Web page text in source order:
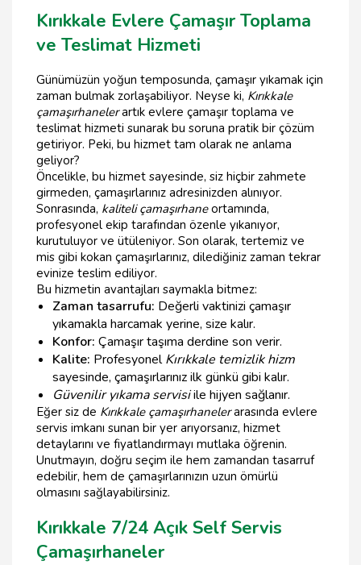
Kırıkkale Evlere Çamaşır Toplama
ve Teslimat Hizmeti
Günümüzün yoğun temposunda, çamaşır yıkamak için
zaman bulmak zorlaşabiliyor. Neyse ki, Kırıkkale
çamaşırhanelerartık evlere çamaşır toplama ve
teslimat hizmeti sunarak bu soruna pratik bir çözüm
getiriyor. Peki, bu hizmet tam olarak ne anlama
geliyor?
Öncelikle, bu hizmet sayesinde, siz hiçbir zahmete
girmeden, çamaşırlarınız adresinizden alınıyor.
Sonrasında, kaliteli çamaşırhaneortamında,
profesyonel ekip tarafından özenle yıkanıyor,
kurutuluyor ve ütüleniyor. Son olarak, tertemiz ve
mis gibi kokan çamaşırlarınız, dilediğiniz zaman tekrar
evinize teslim ediliyor.
Bu hizmetin avantajları saymakla bitmez:
Zaman tasarrufu: Değerli vaktinizi çamaşır
yıkamakla harcamak yerine, size kalır.
Konfor: Çamaşır taşıma derdine son verir.
Kalite: ProfesyonelKırıkkale temizlik hizm
sayesinde, çamaşırlarınız ilk günkü gibi kalır.
Güvenilir yıkama servisiile hijyen sağlanır.
Eğer siz de Kırıkkale çamaşırhanelerarasında evlere
servis imkanı sunan bir yer arıyorsanız, hizmet
detaylarını ve fiyatlandırmayı mutlaka öğrenin.
Unutmayın, doğru seçim ile hem zamandan tasarruf
edebilir, hem de çamaşırlarınızın uzun ömürlü
olmasını sağlayabilirsiniz.
Kırıkkale 7/24 Açık Self Servis
Çamaşırhaneler